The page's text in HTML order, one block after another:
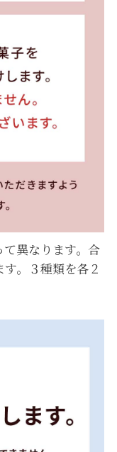
異なります。合
。３種類を各２